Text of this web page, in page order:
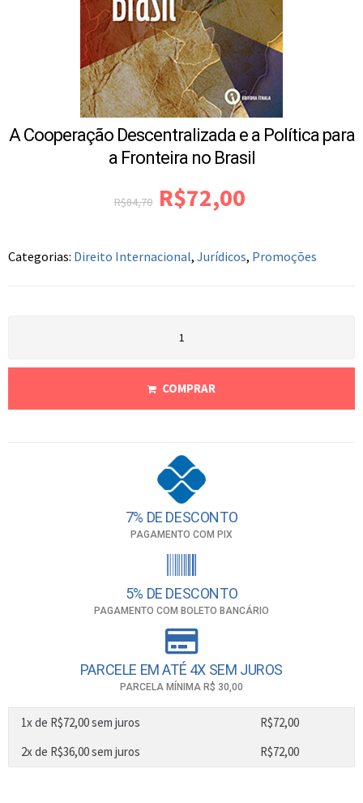
A Cooperação Descentralizada e a Política para
a Fronteira no Brasil
R$84,70 R$72,00
Categorias: Direito Internacional, Jurídicos, Promoções
COMPRAR
7% DE DESCONTO
PAGAMENTO COM PIX
5% DE DESCONTO
PAGAMENTO COM BOLETO BANCÁRIO
PARCELE EM ATÉ 4X SEM JUROS
PARCELA MÍNIMA R$ 30,00
1x de R$72,00sem juros R$72,00
2x de R$36,00sem juros R$72,00